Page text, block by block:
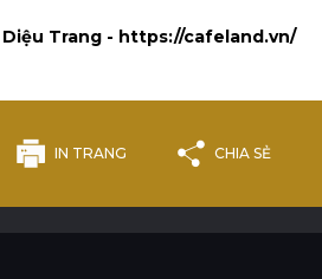
Diệu Trang - https://cafeland.vn/
IN TRANG CHIA SẺ